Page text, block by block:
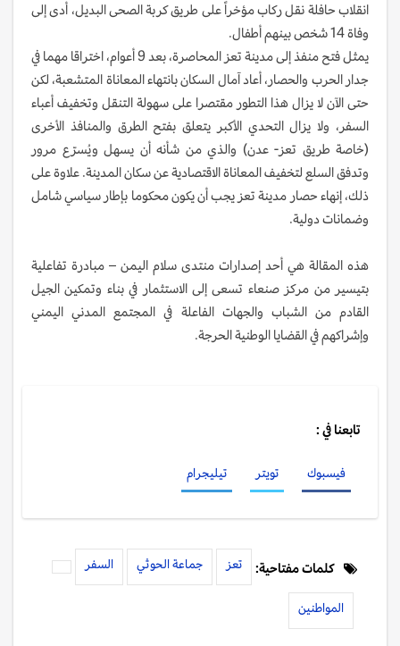
انقلاب حافلة نقل ركاب مؤخراً على طريق كربة الصحى البديل، أدى إلى
وفاة 14 شخص بينهم أطفال.
يمثل فتح منفذ إلى مدينة تعز المحاصرة، بعد 9 أعوام، اختراقا مهما في
جدار الحرب والحصار، أعاد آمال السكان بانتهاء المعاناة المتشعبة، لكن
حتى الآن لا يزال هذا التطور مقتصرا على سهولة التنقل وتخفيف أعباء
السفر، ولا يزال التحدي الأكبر يتعلق بفتح الطرق والمنافذ الأخرى
(خاصة طريق تعز- عدن) والذي من شأنه أن يسهل ويُسرّع مرور
وتدفق السلع لتخفيف المعاناة الاقتصادية عن سكان المدينة. علاوة على
ذلك، إنهاء حصار مدينة تعز يجب أن يكون محكوما بإطار سياسي شامل
وضمانات دولية.
هذه المقالة هي أحد إصدارات منتدى سلام اليمن – مبادرة تفاعلية
بتيسير من مركز صنعاء تسعى إلى الاستثمار في بناء وتمكين الجيل
القادم من الشباب والجهات الفاعلة في المجتمع المدني اليمني
وإشراكهم في القضايا الوطنية الحرجة.
تابعنا في :
فيسبوك تويتر تيليجرام
كلمات مفتاحية: تعز جماعة الحوثي السفر
المواطنين